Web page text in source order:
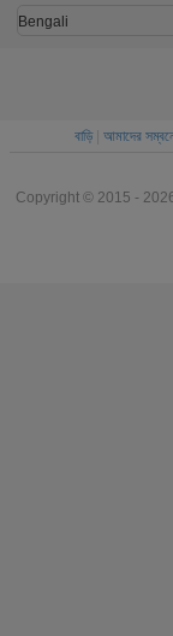
Bengali
বাড়ি| আমাদের
Copyright © 2015 -